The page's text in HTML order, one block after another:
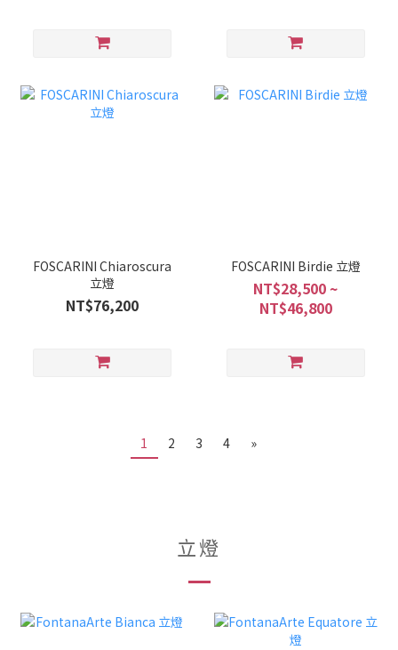
FOSCARINI Chiaroscura
立燈
NT$76,200
FOSCARINI Birdie 立燈
NT$28,500 ~
NT$46,800
1 2 3 4 »
立燈